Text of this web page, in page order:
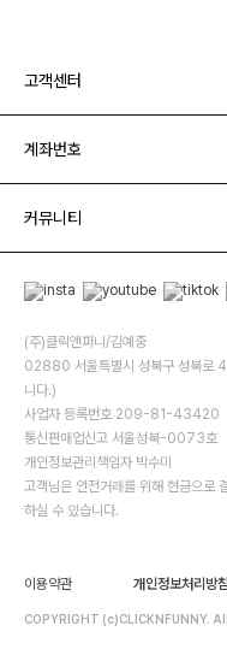
고객센터
계좌번호
커뮤니티
(주)클릭앤퍼니/김예중
02880 서울특별시 성북구 성북로
니다.)
사업자 등록번호 209-81-43420
통신판매업신고 서울성북-0073호
개인정보관리책임자 박수미
고객님은 안전거래를 위해 현금으로
하실 수 있습니다.
이용약관 개인정보처리방침
COPYRIGHT (c)CLICKNFUNNY.